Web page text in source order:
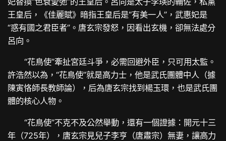
王皇后，《佳麗賦》暗指王皇后是“有美一人”，武惠妃是
“惑有國之君臣者”。唐玄宗發怒，因看出玄機，卻無法處分
呂向。
“花鳥使”牽扯宮廷斗爭，必需回避外臣，只可用太監。
許浩然以為，“花鳥使”就是高力士，他是武氏團體中人（據
陳寅恪師長教師論），后為唐玄宗找到楊玉環，也是武氏團
體的核心人物。
“花鳥使”不克不及公然舉動，還有一個證據：開元十三
年（725年），唐玄宗見兒子李亨（唐肅宗）無妻，讓高力